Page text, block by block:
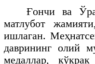
Ғончи ва
матлубот
ишлаган.
даврининг олий
медаллар,